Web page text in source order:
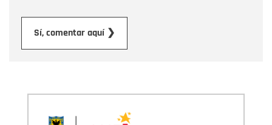
Sí, comentar aquí ❯